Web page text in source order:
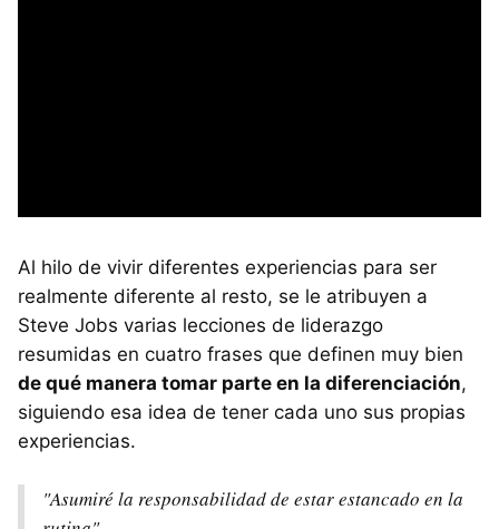
Al hilo de vivir diferentes experiencias para ser
realmente diferente al resto, se le atribuyen a
Steve Jobs varias lecciones de liderazgo
resumidas en cuatro frases que definen muy bien
de qué manera tomar parte en la diferenciación,
siguiendo esa idea de tener cada uno sus propias
experiencias.
"Asumiré la responsabilidad de estar estancado en la